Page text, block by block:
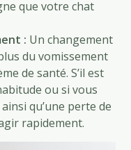
que votre chat
: Un changement
du vomissement
de santé. S’il est
ou si vous
qu’une perte de
rapidement.